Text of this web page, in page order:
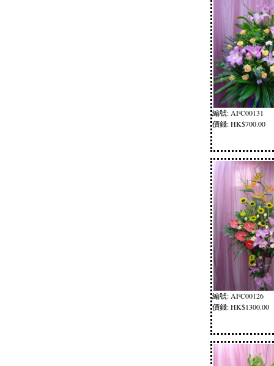
編號: AFC00131
價錢: HK$700.00
編號: AFC00126
價錢: HK$1300.00